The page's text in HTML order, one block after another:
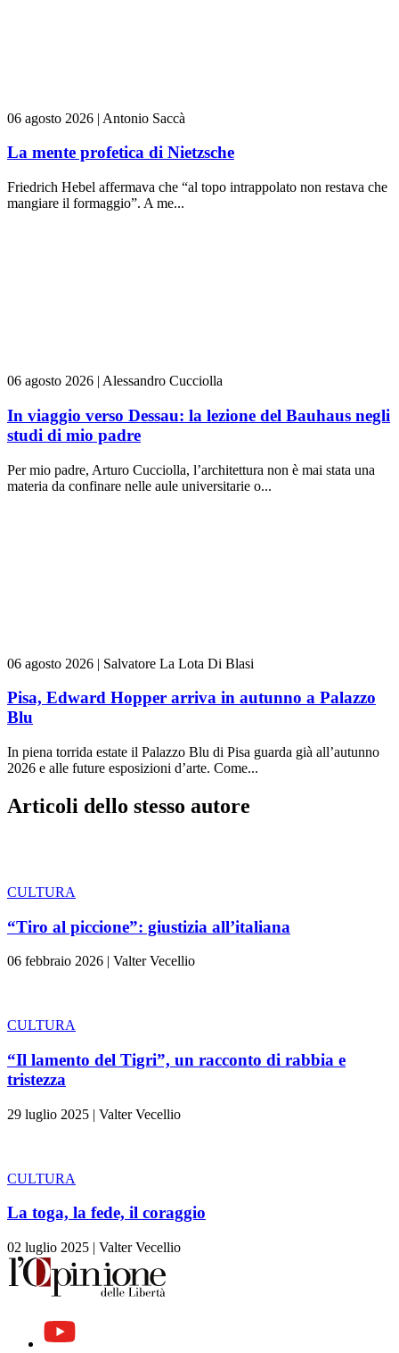
06 agosto 2026 | Antonio Saccà
La mente profetica di Nietzsche
Friedrich Hebel affermava che “al topo intrappolato non restava che
mangiare il formaggio”. A me...
06 agosto 2026 | Alessandro Cucciolla
In viaggio verso Dessau: la lezione del Bauhaus negli
studi di mio padre
Per mio padre, Arturo Cucciolla, l’architettura non è mai stata una
materia da confinare nelle aule universitarie o...
06 agosto 2026 | Salvatore La Lota Di Blasi
Pisa, Edward Hopper arriva in autunno a Palazzo
Blu
In piena torrida estate il Palazzo Blu di Pisa guarda già all’autunno
2026 e alle future esposizioni d’arte. Come...
Articoli dello stesso autore
CULTURA
“Tiro al piccione”: giustizia all’italiana
06 febbraio 2026 | Valter Vecellio
CULTURA
“Il lamento del Tigri”, un racconto di rabbia e
tristezza
29 luglio 2025 | Valter Vecellio
CULTURA
La toga, la fede, il coraggio
02 luglio 2025 | Valter Vecellio